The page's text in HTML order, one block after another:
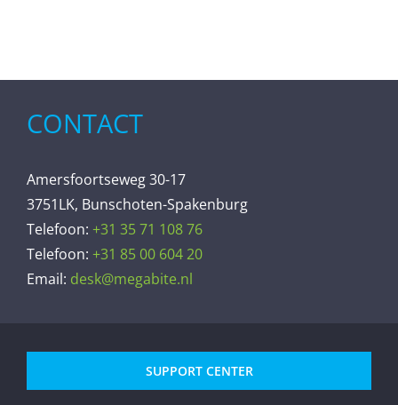
CONTACT
Amersfoortseweg 30-17
3751LK, Bunschoten-Spakenburg
Telefoon: +31 35 71 108 76
Telefoon: +31 85 00 604 20
Email: desk@megabite.nl
SUPPORT CENTER